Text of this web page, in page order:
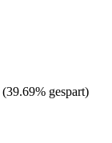
(39.69% gespart)